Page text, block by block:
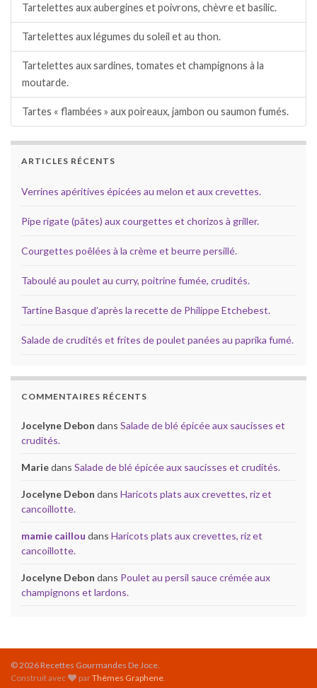
Tartelettes aux aubergines et poivrons, chèvre et basilic.
Tartelettes aux légumes du soleil et au thon.
Tartelettes aux sardines, tomates et champignons à la
moutarde.
Tartes « flambées » aux poireaux, jambon ou saumon fumés.
ARTICLES RÉCENTS
Verrines apéritives épicées au melon et aux crevettes.
Pipe rigate (pâtes) aux courgettes et chorizos à griller.
Courgettes poêlées à la crème et beurre persillé.
Taboulé au poulet au curry, poitrine fumée, crudités.
Tartine Basque d’après la recette de Philippe Etchebest.
Salade de crudités et frites de poulet panées au paprika fumé.
COMMENTAIRES RÉCENTS
Jocelyne Debon dans Salade de blé épicée aux saucisses et
crudités.
Mariedans Salade de blé épicée aux saucisses et crudités.
Jocelyne Debon dans Haricots plats aux crevettes, riz et
cancoillotte.
mamie caillou dans Haricots plats aux crevettes, riz et
cancoillotte.
Jocelyne Debon dans Poulet au persil sauce crémée aux
champignons et lardons.
© 2026 Recettes Gourmandes De Joce.
Construit avec
parThèmes Graphene